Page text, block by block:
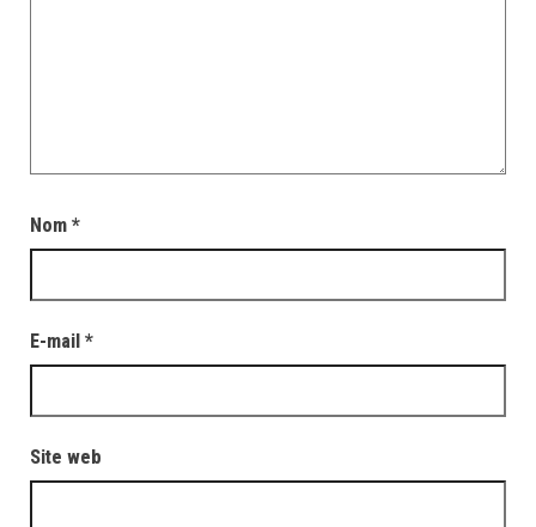
Nom *
E-mail *
Site web